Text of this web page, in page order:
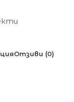
Отзиви (0)